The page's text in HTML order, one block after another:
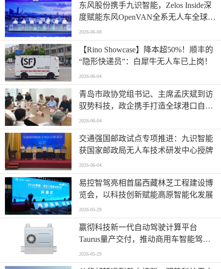
东风股份携手九识智能，Zelos Inside深
度赋能东风OpenVAN全系无人车全球首
发
2026-06-08
【Rino Showcase】降本超50%！顺丰的
“隐形快递员”：白犀牛无人车已上岗！
2026-06-04
青岛市政协党组书记、主席孟庆斌到访
驭势科技，政企携手打造全球港口自动
驾驶应用样板
2026-06-04
交通强国邮政试点专项推进：九识智能
获国家邮政局无人车技术研发中心授牌
2026-06-04
易控智驾亮相首届西藏林芝工程建设博
览会，以科技创新赋能高原智能化发展
2026-05-29
嬴彻科技新一代自动驾驶计算平台
Taurus量产交付，推动商用车智能驾驶
加速渗透
2026-05-29